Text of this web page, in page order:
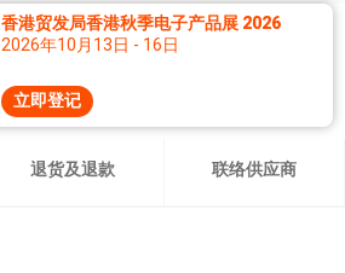
香港贸发局香港秋季电子产品展 2026
2026年10月13日 - 16日
立即登记
退货及退款 联络供应商